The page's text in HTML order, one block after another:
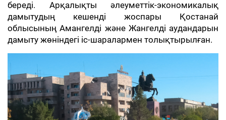
береді. Арқалықты әлеуметтік-экономикалық
дамытудың кешенді жоспары Қостанай
облысының Амангелді және Жангелді аудандарын
дамыту жөніндегі іс-шаралармен толықтырылған.